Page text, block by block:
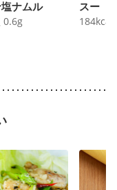
ナムル
0.6g
スー
184kcal